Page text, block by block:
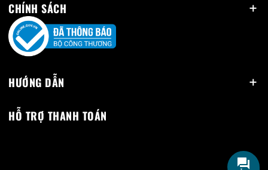
CHÍNH SÁCH
HƯỚNG DẪN
HỖ TRỢ THANH TOÁN